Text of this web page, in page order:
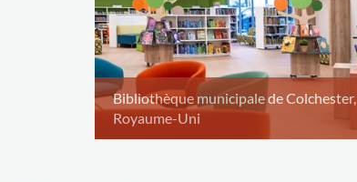
Bibliothèque municipale de Colchester,
Royaume-Uni